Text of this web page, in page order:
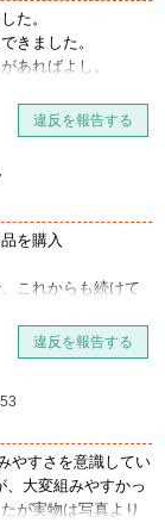
好良い感じです
してしまないかと
ほど差異はないか
るM.2スロットなど
実装されており、
フラッシュBIOS
。
んなりといけまし
別途用意した最新
も何なので唯一あ
いかとは思います
まったのが非常に
具合がもう少し判
と思ったり。
た。
きました。
あればよし。
に光るものだし。
いものを使ってみよ
慮してお金をかけ
使うのも良いなと
違反を報告する
を購入
これからも続けて
違反を報告する
やすさを意識してい
大変組みやすかっ
が実物は写真より